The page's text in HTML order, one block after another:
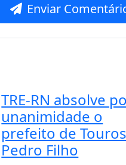
Enviar
TRE-RN absolve
unanimidade o
prefeito de
Pedro Filho